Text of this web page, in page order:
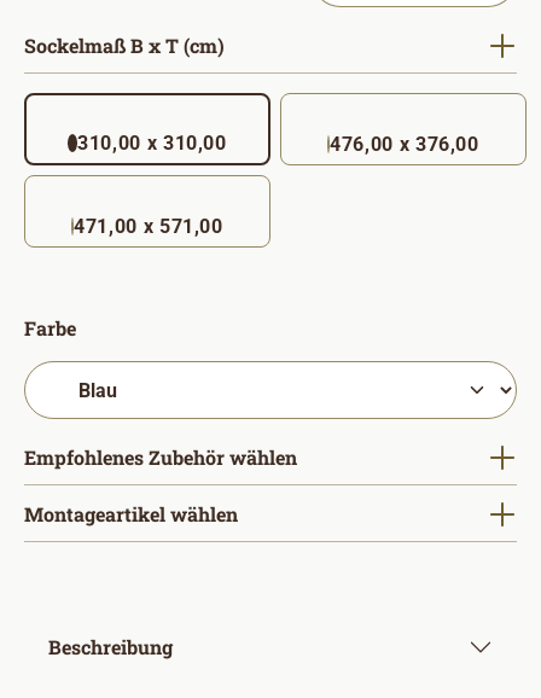
Sockelmaß B x T (cm)
310,00 x 310,00 476,00 x 376,00
471,00 x 571,00
Farbeauswählen
Empfohlenes Zubehör wählen
Montageartikel wählen
Beschreibung